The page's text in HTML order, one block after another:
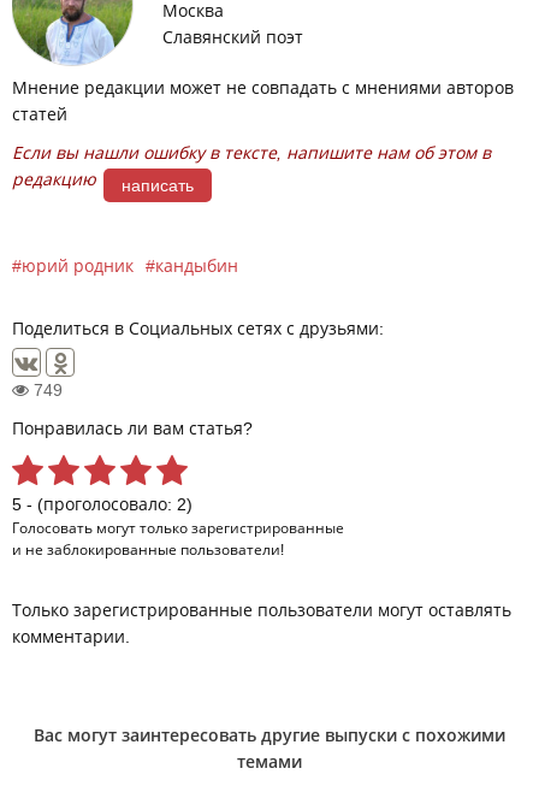
Москва
Славянский поэт
Мнение редакции может не совпадать с мнениями авторов
статей
Если вы нашли ошибку в тексте, напишите нам об этом в
редакцию
написать
юрий родник кандыбин
Поделиться в Социальных сетях с друзьями:
749
Понравилась ли вам статья?
5 - (проголосовало: 2)
Голосовать могут только зарегистрированные
и не заблокированные пользователи!
Только зарегистрированные пользователи могут оставлять
комментарии.
Вас могут заинтересовать другие выпуски с похожими
темами